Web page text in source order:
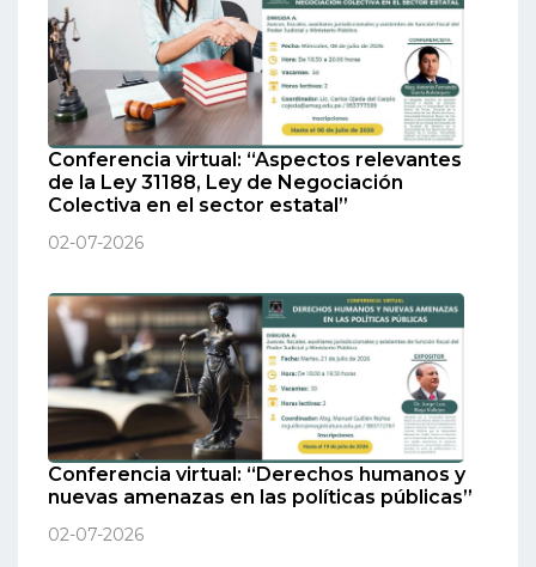
Conferencia virtual: “Aspectos relevantes
de la Ley 31188, Ley de Negociación
Colectiva en el sector estatal”
02-07-2026
Conferencia virtual: “Derechos humanos y
nuevas amenazas en las políticas públicas”
02-07-2026